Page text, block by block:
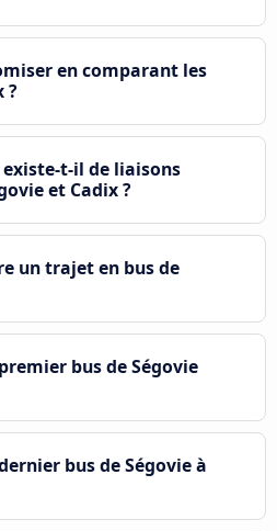
en comparant les
?
t-il de liaisons
et Cadix ?
un trajet en bus de
bus de Ségovie
bus de Ségovie à